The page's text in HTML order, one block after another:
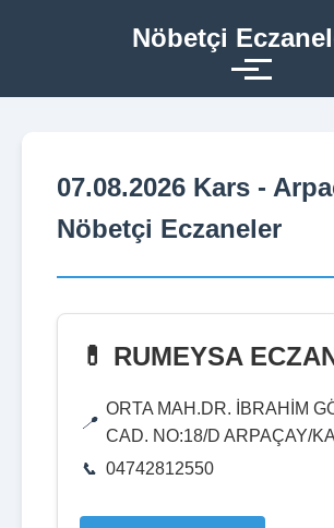
Nöbetçi
07.08.2026 Kars -
Nöbetçi Eczaneler
💊 RUMEYSA
ORTA MAH.DR. İBRAHİM
CAD. NO:18/D ARPAÇAY/
04742812550